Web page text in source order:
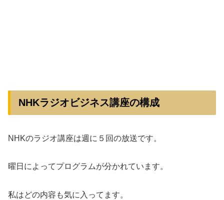
NHKラジオビジネス講座の構成
NHKのラジオ講座は週に５回の放送です。
曜日によってプログラムが分かれています。
私はどの内容も気に入ってます。